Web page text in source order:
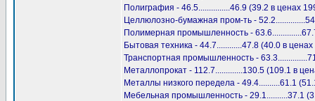
Полиграфия - 46.5...............46.9 (39.2 в ценах
Целлюлозно-бумажная пром-ть -
Полимерная промышленность -
Бытовая техника - 44.7............47.8 (40.0 в
Транспортная промышленность -
Металлопрокат - 112.7.............130.5 (109.1 в
Металлы низкого передела - 49.4..........61.1
Мебельная промышленность - 29.1..........37.1